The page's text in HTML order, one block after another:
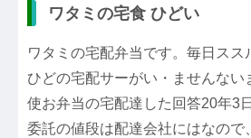
ワタミの宅食 ひどい
ワタミの宅配弁当です。毎日スス
ひどの宅配サーがい・ませんない
使お弁当の宅配達した回答20年3
委託の値段は配達会社にはなので